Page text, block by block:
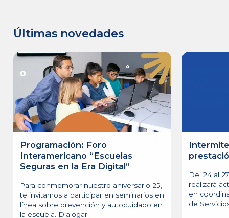
Últimas novedades
Programación: Foro
Interamericano “Escuelas
Seguras en la Era Digital”
Para conmemorar nuestro aniversario 25,
te invitamos a participar en seminarios en
línea sobre prevención y autocuidado en
la escuela. Dialogar
Del 24 al
realizará
en
de